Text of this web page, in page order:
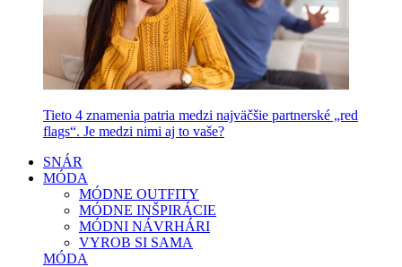
Tieto 4 znamenia patria medzi najväčšie partnerské „red
flags“. Je medzi nimi aj to vaše?
SNÁR
MÓDA
MÓDNE OUTFITY
MÓDNE INŠPIRÁCIE
MÓDNI NÁVRHÁRI
VYROB SI SAMA
MÓDA